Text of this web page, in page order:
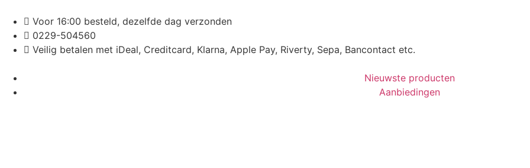
Voor 16:00 besteld, dezelfde dag verzonden
0229-504560
Veilig betalen met iDeal, Creditcard, Klarna, Apple Pay, Riverty, Sepa, Bancontact etc.
Nieuwste producten
Aanbiedingen